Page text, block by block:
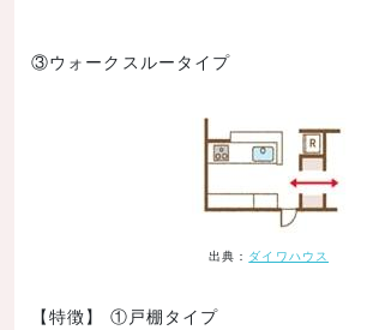
③ウォークスルータイプ
出典： ダイワハウス
【特徴】 ①戸棚タイプ